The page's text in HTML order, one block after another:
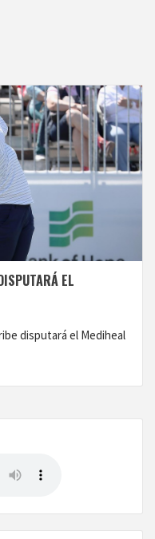
EL
disputará el Mediheal